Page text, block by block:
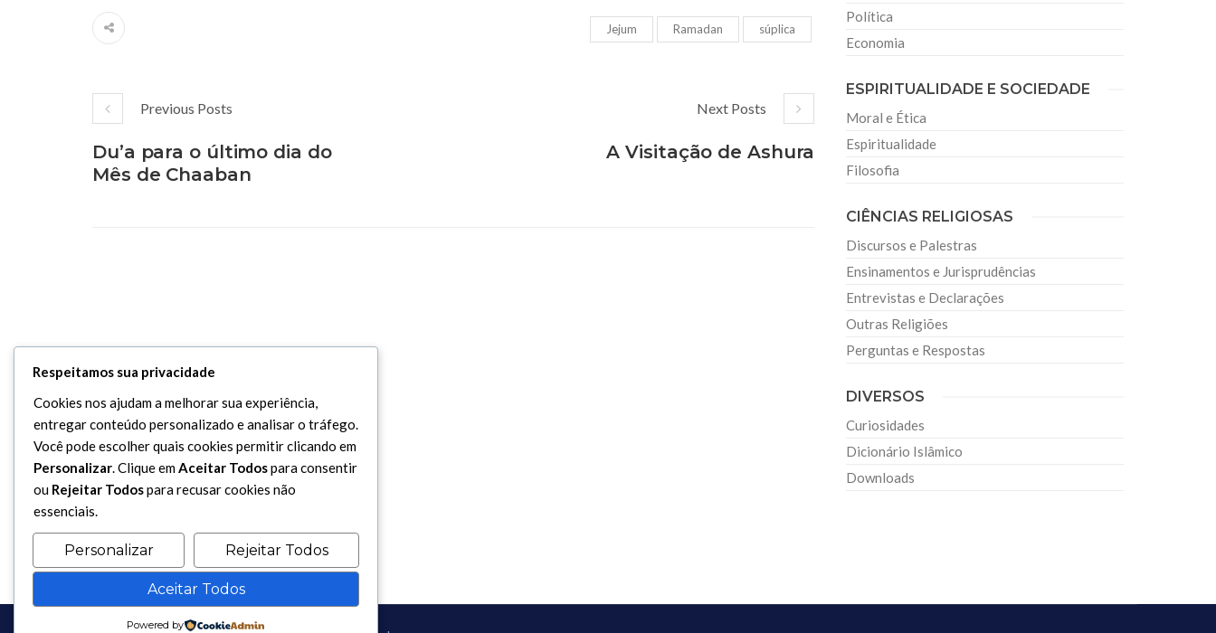
Jejum Ramadan súplica
Previous Posts
Du’a para o último dia do
Mês de Chaaban
Next Posts
A Visitação de Ashura
Política
Economia
ESPIRITUALIDADE E SOCIEDADE
Moral e Ética
Espiritualidade
Filosofia
CIÊNCIAS RELIGIOSAS
Discursos e Palestras
Ensinamentos e Jurisprudências
Entrevistas e Declarações
Outras Religiões
Perguntas e Respostas
DIVERSOS
Curiosidades
Dicionário Islâmico
Downloads
Respeitamos sua privacidade
Cookies nos ajudam a melhorar sua experiência,
entregar conteúdo personalizado e analisar o tráfego.
Você pode escolher quais cookies permitir clicando em
Personalizar. Clique emAceitar Todospara consentir
ou Rejeitar Todospara recusar cookies não
essenciais.
Personalizar Rejeitar Todos
Aceitar Todos
Powered by